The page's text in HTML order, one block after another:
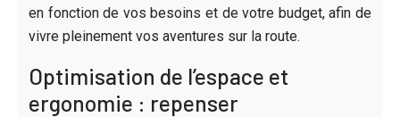
en fonction de vos besoins et de votre budget, afin de
vivre pleinement vos aventures sur la route.
Optimisation de l’espace et
ergonomie : repenser